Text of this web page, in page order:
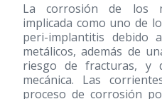
La corrosión de los
implicada como uno de
peri-implantitis debido
metálicos, además de
riesgo de fracturas, y
mecánica. Las
proceso de corrosión